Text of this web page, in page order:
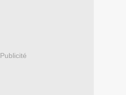
Publicité